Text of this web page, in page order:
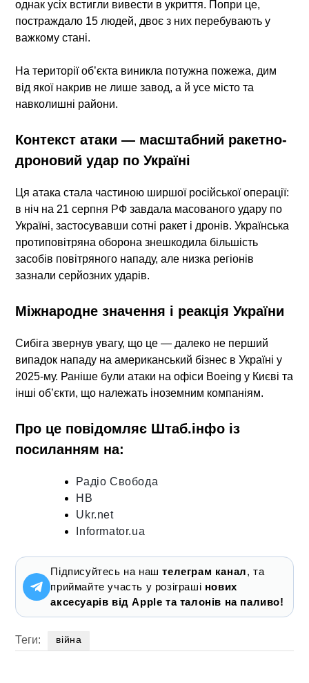
однак усіх встигли вивести в укриття. Попри це,
постраждало 15 людей, двоє з них перебувають у
важкому стані.
На території об’єкта виникла потужна пожежа, дим
від якої накрив не лише завод, а й усе місто та
навколишні райони.
Контекст атаки — масштабний ракетно-
дроновий удар по Україні
Ця атака стала частиною ширшої російської операції:
в ніч на 21 серпня РФ завдала масованого удару по
Україні, застосувавши сотні ракет і дронів. Українська
протиповітряна оборона знешкодила більшість
засобів повітряного нападу, але низка регіонів
зазнали серйозних ударів.
Міжнародне значення і реакція України
Сибіга звернув увагу, що це — далеко не перший
випадок нападу на американський бізнес в Україні у
2025-му. Раніше були атаки на офіси Boeing у Києві та
інші об’єкти, що належать іноземним компаніям.
Про це повідомляє Штаб.інфо із
посиланням на:
Радіо Свобода
НВ
Ukr.net
Informator.ua
Підписуйтесь на наштелеграм канал, та
приймайте участь у розіграші нових
аксесуарів від Apple та талонів на паливо!
Теги: війна